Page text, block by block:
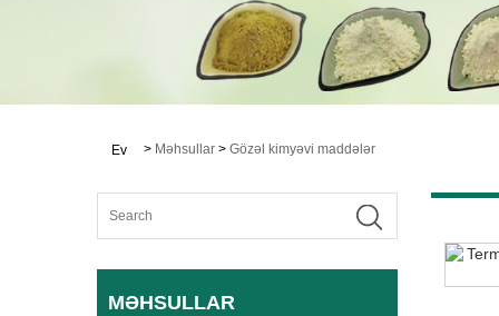
Ev > Məhsullar > Gözəl kimyəvi maddələr
MƏHSULLAR